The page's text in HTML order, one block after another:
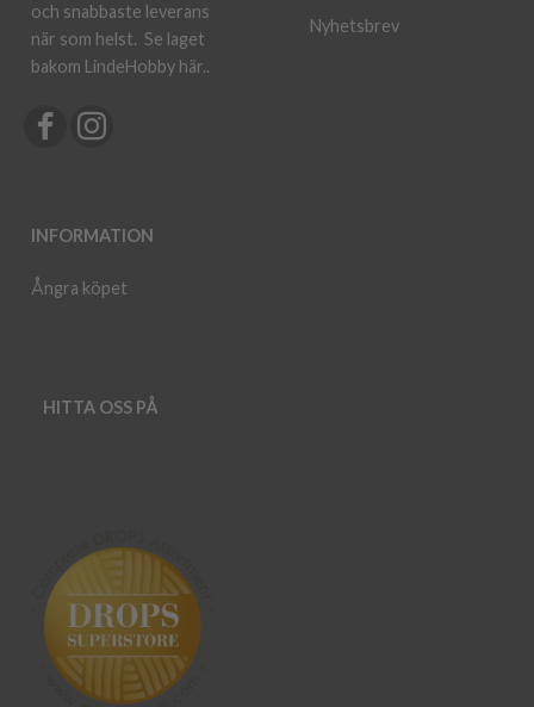
och snabbaste leverans
när som helst. Se laget
bakom LindeHobby här..
INFORMATION
Ångra köpet
Nyhetsbrev
HITTA OSS PÅ